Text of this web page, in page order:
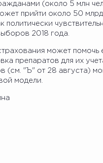
(около 5 млн
прийти около 50 млрд
2018 года.
может
препаратов для их
(см. "Ъ" от 28 августа)
модели.